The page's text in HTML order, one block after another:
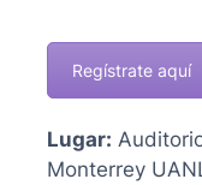
Regístrate aquí
Lugar:
Monterrey